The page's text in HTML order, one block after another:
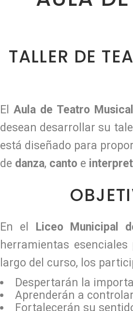
TALLER DE
ElAula de Teatro
desean desarrollar su
está diseñado para
de danza, canto e
En el Liceo Municipal
herramientas
largo del curso, los
Despertarán la
Aprenderán a
Fortalecerán su